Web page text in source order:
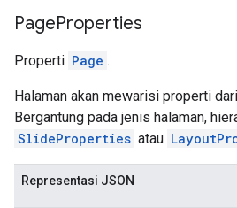
PageProperties
Properti Page .
Halaman akan mewarisi properti
Bergantung pada jenis halaman,
SlideProperties atau
Representasi JSON